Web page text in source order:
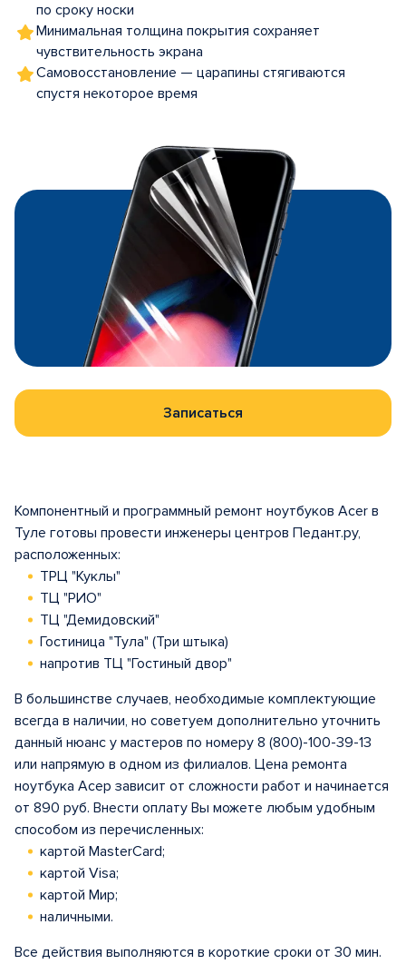
по сроку носки
Минимальная толщина покрытия сохраняет
чувствительность экрана
Самовосстановление — царапины стягиваются
спустя некоторое время
Записаться
Компонентный и программный ремонт ноутбуков Acer в
Туле готовы провести инженеры центров Педант.ру,
расположенных:
ТРЦ "Куклы"
ТЦ "РИО"
ТЦ "Демидовский"
Гостиница "Тула" (Три штыка)
напротив ТЦ "Гостиный двор"
В большинстве случаев, необходимые комплектующие
всегда в наличии, но советуем дополнительно уточнить
данный нюанс у мастеров по номеру 8 (800)-100-39-13
или напрямую в одном из филиалов. Цена ремонта
ноутбука Асер зависит от сложности работ и начинается
от 890 руб. Внести оплату Вы можете любым удобным
способом из перечисленных:
картой MasterCard;
картой Visa;
картой Мир;
наличными.
Все действия выполняются в короткие сроки от 30 мин.